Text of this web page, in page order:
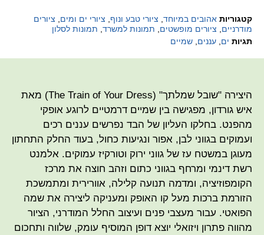
קטגוריות אהובים במיוחד, ציורי טבע ונוף, ציורי ים ומים, ציורים
מודרניים, ציורים מופשטים, תמונות למשרד, תמונות לסלון
תגיות ים, עננים, שמיים
היצירה "שובל שמלתך" (The Train of Your Dress) מאת
איש גורדון, מפגישה בין שמיים דרמטיים לרוגע אופקי
מהפנט. בחלקו העליון של הבד נפרשים עננים רכים
ועמוקים בגווני לבן, אפור ונגיעות כחול, בעוד החלק התחתון
מעוגן במשטח עז של גווני ירוק וטורקיז עמוקים. אלמנט
רשת דינמי ומרחף בגווני כתום וזהב חוצה את מרכז
הקומפוזיציה, ומדמה תנועה קלילה, אוורירית ומתמשכת
הזורמת ברכות מעל קו האופק ומעניקה ליצירה את שמה
הפואטי. עבור מעצבי פנים ועיצוב החלל המודרני, הציור
מהווה פתרון ויזואלי יוצא דופן המוסיף עומק, שלווה ותחכום